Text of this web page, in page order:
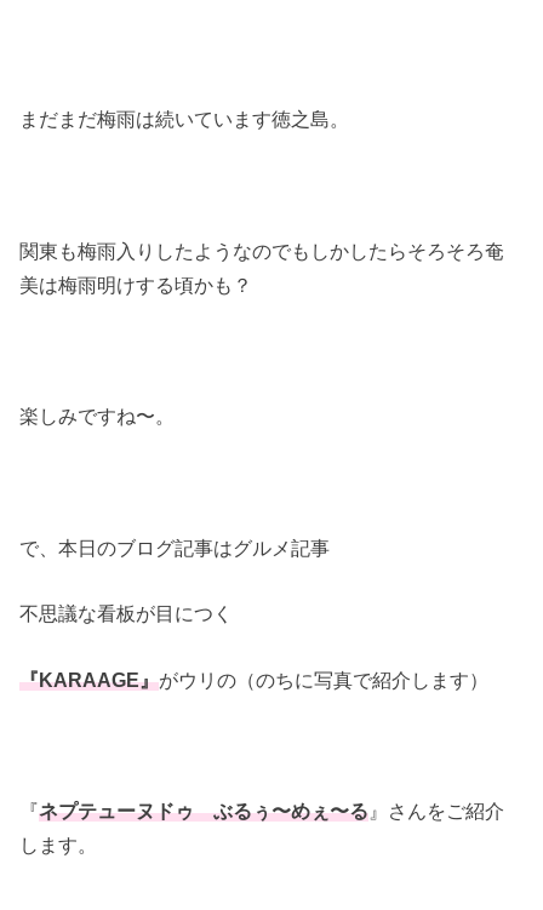
まだまだ梅雨は続いています徳之島。
関東も梅雨入りしたようなのでもしかしたらそろそろ奄
美は梅雨明けする頃かも？
楽しみですね〜。
で、本日のブログ記事はグルメ記事
不思議な看板が目につく
『KARAAGE』がウリの（のちに写真で紹介します）
『ネプテューヌドゥ ぶるぅ〜めぇ〜る 』さんをご紹介
します。